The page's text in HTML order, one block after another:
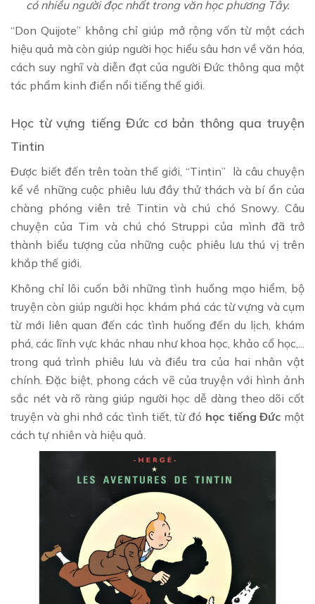
có nhiều người đọc nhất trong văn học phương Tây.
“Don Quijote” không chỉ giúp mở rộng vốn từ một cách
hiệu quả mà còn giúp người học hiểu sâu hơn về văn hóa,
cách suy nghĩ và diễn đạt của người Đức thông qua một
tác phẩm kinh điển nổi tiếng thế giới.
Học từ vựng tiếng Đức cơ bản thông qua truyện
Tintin
Được biết đến trên toàn thế giới, “Tintin” là câu chuyện
kể về những cuộc phiêu lưu đầy thử thách và bí ẩn của
chàng phóng viên trẻ Tintin và chú chó Snowy. Câu
chuyện của Tim và chú chó Struppi của mình đã trở
thành biểu tượng của những cuộc phiêu lưu thú vị trên
khắp thế giới.
Không chỉ lôi cuốn bởi những tình huống mạo hiểm, bộ
truyện còn giúp người học khám phá các từ vựng và cụm
từ mới liên quan đến các tình huống đến du lịch, khám
phá, các lĩnh vực khác nhau như khoa học, khảo cổ học,...
trong quá trình phiêu lưu và điều tra của hai nhân vật
chính. Đặc biệt, phong cách vẽ của truyện với hình ảnh
sắc nét và rõ ràng giúp người học dễ dàng theo dõi cốt
truyện và ghi nhớ các tình tiết, từ đó học tiếng Đức một
cách tự nhiên và hiệu quả.